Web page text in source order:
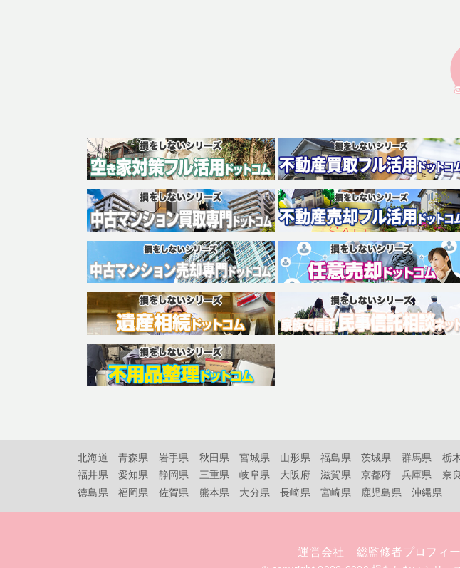
北海道 青森県 岩手県 秋田県 宮城県 山形県 福島県 茨城県 群馬県 栃
福井県
愛知県 静岡県 三重県 岐阜県 大阪府 滋賀県 京都府 兵庫県 奈
徳島県
福岡県 佐賀県 熊本県 大分県 長崎県 宮崎県 鹿児島県 沖縄県
運営会社 総監修者プロフィ